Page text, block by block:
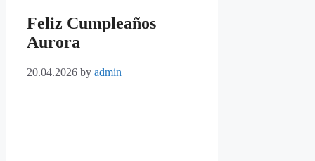
Feliz Cumpleaños
Aurora
20.04.2026 by admin